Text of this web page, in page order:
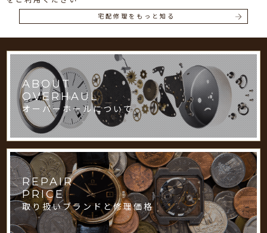
宅配修理をもっと知る
ABOUT
OVERHAUL
オーバーホールについて
REPAIR
PRICE
取り扱いブランドと修理価格